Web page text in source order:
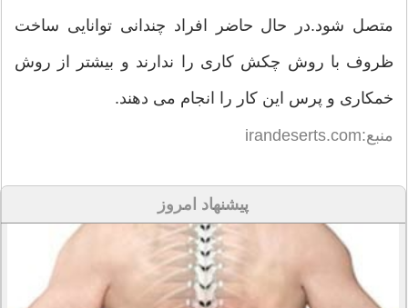
متصل شود.در حال حاضر افراد چندانی توانایی ساخت
ظروف با روش چکش کاری را ندارند و بیشتر از روش
خمکاری و پرس این کار را انجام می دهند.
منبع:irandeserts.com
پیشنهاد امروز